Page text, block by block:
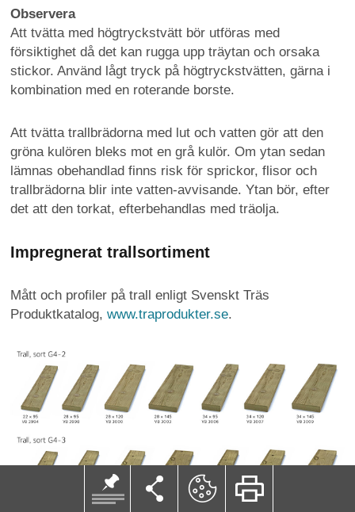
Observera
Att tvätta med högtryckstvätt bör utföras med
försiktighet då det kan rugga upp träytan och orsaka
stickor. Använd lågt tryck på högtryckstvätten, gärna i
kombination med en roterande borste.
Att tvätta trallbrädorna med lut och vatten gör att den
gröna kulören bleks mot en grå kulör. Om ytan sedan
lämnas obehandlad finns risk för sprickor, flisor och
trallbrädorna blir inte vatten-avvisande. Ytan bör, efter
det att den torkat, efterbehandlas med träolja.
Impregnerat trallsortiment
Mått och profiler på trall enligt Svenskt Träs
Produktkatalog, www.traprodukter.se.